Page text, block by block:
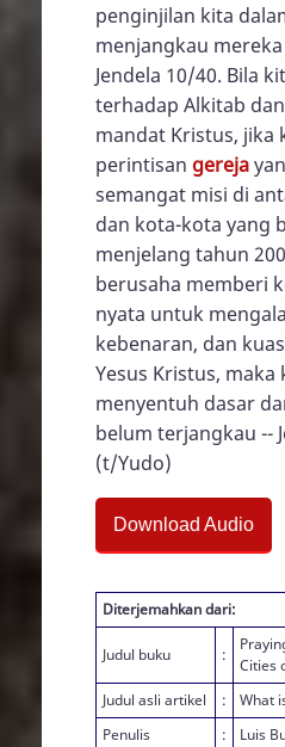
penginjilan kita
menjangkau
Jendela 10/40. Bila
terhadap Alkitab
mandat Kristus, jika
perintisan gereja
semangat misi di
dan kota-kota yang
menjelang tahun
berusaha memberi
nyata untuk
kebenaran, dan
Yesus Kristus, maka
menyentuh dasar
belum terjangkau --
(t/Yudo)
Download Audio
Diterjemahkan dari:
Judul buku :
Cities
Judul asli artikel
:
What
Penulis
: Luis